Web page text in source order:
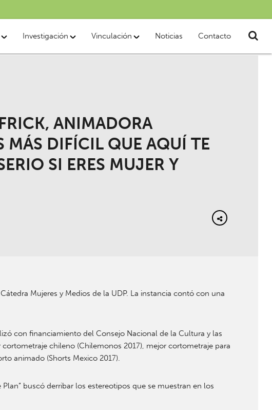
Investigación Vinculación Noticias Contacto
ANIMADORA
MÁS DIFÍCIL QUE AQUÍ TE
SI ERES MUJER Y
Mujeres y Medios de la UDP. La instancia contó con una
con financiamiento del Consejo Nacional de la Cultura y las
chileno (Chilemonos 2017), mejor cortometraje para
animado (Shorts Mexico 2017).
buscó derribar los estereotipos que se muestran en los